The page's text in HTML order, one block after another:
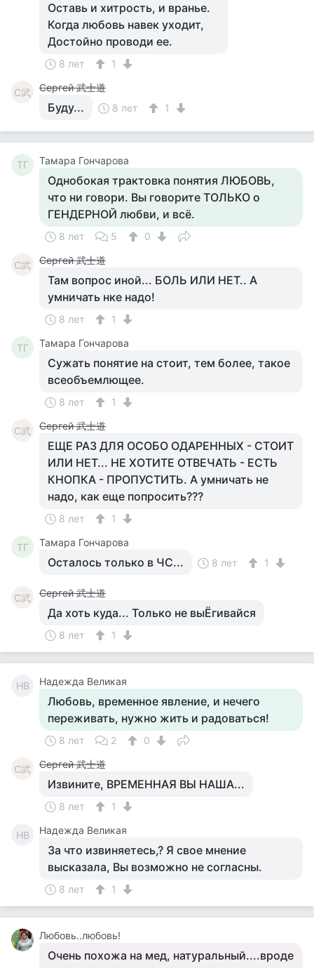
Оставь и хитрость, и вранье.
Когда любовь навек уходит,
Достойно проводи ее.
8 лет 1
С武 Сергей 武士道
Буду... 8 лет 1
ТГ Тамара Гончарова
Однобокая трактовка понятия ЛЮБОВЬ,
что ни говори. Вы говорите ТОЛЬКО о
ГЕНДЕРНОЙ любви, и всё.
8 лет 5 0
С武 Сергей 武士道
Там вопрос иной... БОЛЬ ИЛИ НЕТ.. А
умничать нке надо!
8 лет 1
ТГ Тамара Гончарова
Сужать понятие на стоит, тем более, такое
всеобъемлющее.
8 лет 1
С武 Сергей 武士道
ЕЩЕ РАЗ ДЛЯ ОСОБО ОДАРЕННЫХ - СТОИТ
ИЛИ НЕТ... НЕ ХОТИТЕ ОТВЕЧАТЬ - ЕСТЬ
КНОПКА - ПРОПУСТИТЬ. А умничать не
надо, как еще попросить???
8 лет 1
ТГ Тамара Гончарова
Осталось только в ЧС... 8 лет 1
С武 Сергей 武士道
Да хоть куда... Только не выЁгивайся
8 лет 1
НВ Надежда Великая
Любовь, временное явление, и нечего
переживать, нужно жить и радоваться!
8 лет 2 0
С武 Сергей 武士道
Извините, ВРЕМЕННАЯ ВЫ НАША...
8 лет 1
НВ Надежда Великая
За что извиняетесь,? Я свое мнение
высказала, Вы возможно не согласны.
8 лет 1
Любовь..любовь!
Очень похожа на мед, натуральный....вроде